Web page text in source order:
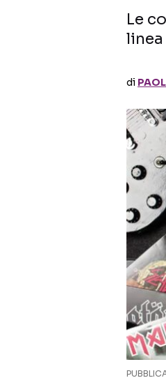
Le
linea
di